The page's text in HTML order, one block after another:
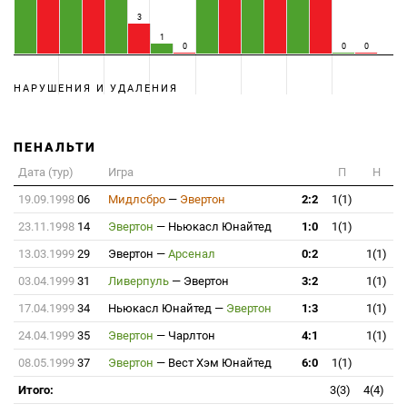
3
1
0
0 0
НАРУШЕНИЯ И УДАЛЕНИЯ
ПЕНАЛЬТИ
Дата (тур) Игра П
Н
19.09.1998 06 Мидлсбро — Эвертон 2:2
1(1)
23.11.1998 14 Эвертон — Ньюкасл Юнайтед 1:0
1(1)
13.03.1999 29 Эвертон — Арсенал 0:2
1(1)
03.04.1999 31 Ливерпуль — Эвертон 3:2
1(1)
17.04.1999 34 Ньюкасл Юнайтед — Эвертон 1:3
1(1)
24.04.1999 35 Эвертон — Чарлтон 4:1
1(1)
08.05.1999 37 Эвертон — Вест Хэм Юнайтед 6:0
1(1)
Итого:
3(3) 4(4)